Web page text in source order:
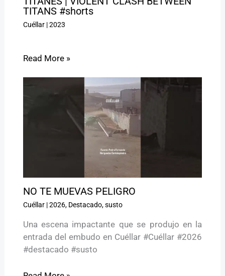
TITANS #shorts
Cuéllar|2023
Read More »
NO TE MUEVAS PELIGRO ️
Cuéllar|2026, Destacado,susto
Una escena impactante que se produjo en la
entrada del embudo en Cuéllar #Cuéllar #2026
#destacado #susto